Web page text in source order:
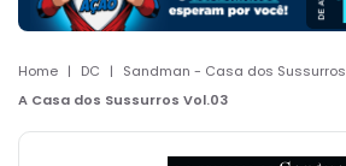
Home | DC | Sandman - Casa dos Sussurros
A Casa dos Sussurros Vol.03